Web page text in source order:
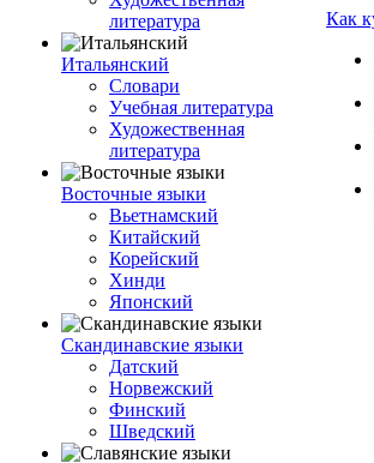
литература
Итальянский
Словари
Учебная литература
Художественная
литература
Восточные языки
Вьетнамский
Китайский
Корейский
Хинди
Японский
Скандинавские языки
Датский
Норвежский
Финский
Шведский
Как